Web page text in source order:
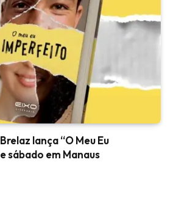
lança “O Meu Eu
sábado em Manaus